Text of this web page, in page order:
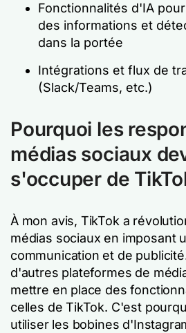
Fonctionnalités d'IA
des informations et
dans la portée
Intégrations et flux de
(Slack/Teams, etc.)
Pourquoi les
médias sociaux
s'occuper de
À mon avis, TikTok a
médias sociaux en imposant
communication et de
d'autres plateformes de
mettre en place des
celles de TikTok. C'est
utiliser les bobines